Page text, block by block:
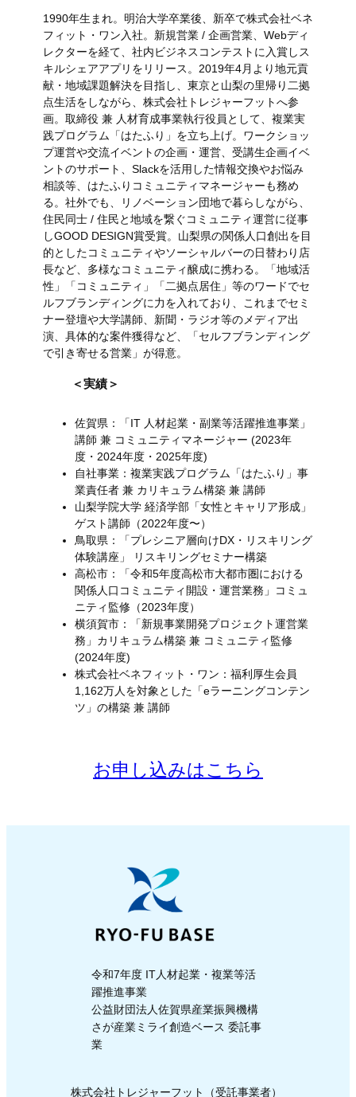
1990年生まれ。明治大学卒業後、新卒で株式会社ベネ
フィット・ワン入社。新規営業 / 企画営業、Webディ
レクターを経て、社内ビジネスコンテストに入賞しス
キルシェアアプリをリリース。2019年4月より地元貢
献・地域課題解決を目指し、東京と山梨の里帰り二拠
点生活をしながら、株式会社トレジャーフットへ参
画。取締役 兼 人材育成事業執行役員として、複業実
践プログラム「はたふり」を立ち上げ。ワークショッ
プ運営や交流イベントの企画・運営、受講生企画イベ
ントのサポート、Slackを活用した情報交換やお悩み
相談等、はたふりコミュニティマネージャーも務め
る。社外でも、リノベーション団地で暮らしながら、
住民同士 / 住民と地域を繋ぐコミュニティ運営に従事
しGOOD DESIGN賞受賞。山梨県の関係人口創出を目
的としたコミュニティやソーシャルバーの日替わり店
長など、多様なコミュニティ醸成に携わる。「地域活
性」「コミュニティ」「二拠点居住」等のワードでセ
ルフブランディングに力を入れており、これまでセミ
ナー登壇や大学講師、新聞・ラジオ等のメディア出
演、具体的な案件獲得など、「セルフブランディング
で引き寄せる営業」が得意。
＜実績＞
佐賀県：「IT 人材起業・副業等活躍推進事業」
講師 兼 コミュニティマネージャー (2023年
度・2024年度・2025年度)
自社事業：複業実践プログラム「はたふり」事
業責任者 兼 カリキュラム構築 兼 講師
山梨学院大学 経済学部「女性とキャリア形成」
ゲスト講師（2022年度〜）
鳥取県：「プレシニア層向けDX・リスキリング
体験講座」 リスキリングセミナー構築
高松市：「令和5年度高松市大都市圏における
関係人口コミュニティ開設・運営業務」コミュ
ニティ監修（2023年度）
横須賀市：「新規事業開発プロジェクト運営業
務」カリキュラム構築 兼 コミュニティ監修
(2024年度)
株式会社ベネフィット・ワン：福利厚生会員
1,162万人を対象とした「eラーニングコンテン
ツ」の構築 兼 講師
お申し込みはこちら
令和7年度 IT人材起業・複業等活
躍推進事業
公益財団法人佐賀県産業振興機構
さが産業ミライ創造ベース 委託事
業
株式会社トレジャーフット（受託事業者）